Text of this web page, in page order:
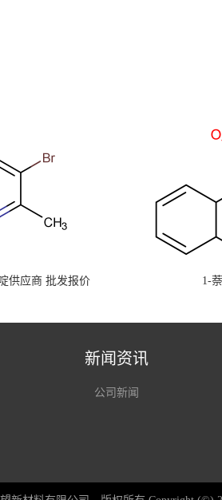
供应商 批发报价 1-
新闻资讯
公司新闻